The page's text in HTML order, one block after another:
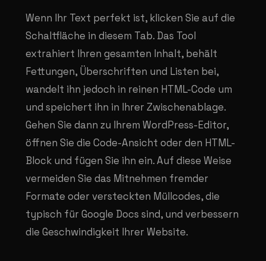
Wenn Ihr Text perfekt ist, klicken Sie auf die
Schaltfläche in diesem Tab. Das Tool
extrahiert Ihren gesamten Inhalt, behält
Fettungen, Überschriften und Listen bei,
wandelt ihn jedoch in reinen HTML-Code um
und speichert ihn in Ihrer Zwischenablage.
Gehen Sie dann zu Ihrem WordPress-Editor,
öffnen Sie die Code-Ansicht oder den HTML-
Block und fügen Sie ihn ein. Auf diese Weise
vermeiden Sie das Mitnehmen fremder
Formate oder versteckten Müllcodes, die
typisch für Google Docs sind, und verbessern
die Geschwindigkeit Ihrer Website.